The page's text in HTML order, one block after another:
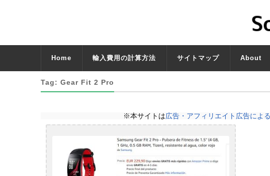
Home 輸入費用の計算方法 サイトマップ About
Tag: Gear Fit 2 Pro
※本サイトは広告・アフィリエイト広告によ